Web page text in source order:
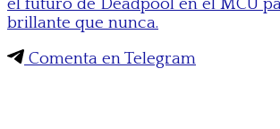
el futuro de Deadpool en el MCU
brillante que nunca.
Comenta en Telegram